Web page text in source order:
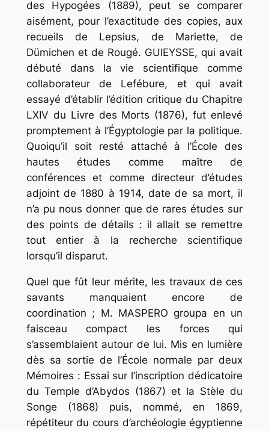
des
Hypogées (1889), peut se comparer
aisément, pour l’exactitude des copies, aux
recueils de Lepsius, de Mariette, de
Dümichen et de Rougé. GUIEYSSE, qui avait
débuté dans la vie scientifique comme
collaborateur de Lefébure, et qui avait
essayé d’établir l’édition critique du Chapitre
LXIV du Livre des Morts (1876), fut enlevé
promptement à l’Égyptologie par la politique.
Quoiqu’il soit resté attaché à l’École des
hautes études comme maître de
conférences et comme directeur d’études
adjoint de 1880 à 1914, date de sa mort, il
n’a pu nous donner que de rares études sur
des points de détails : il allait se remettre
tout entier à la recherche scientifique
lorsqu’il disparut.
Quel que fût leur mérite, les travaux de ces
savants manquaient encore de
coordination ; M. MASPERO groupa en un
faisceau compact les forces qui
s’assemblaient autour de lui. Mis en lumière
dès sa sortie de l’École normale par deux
Mémoires : Essai sur l’inscription dédicatoire
du Temple d’Abydos (1867) et la Stèle du
Songe (1868) puis, nommé, en 1869,
répétiteur du cours d’archéologie égyptienne